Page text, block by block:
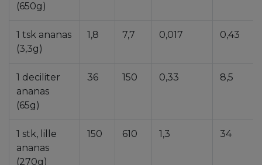
(650g)
1 tsk ananas
(3,3g)
1,8 7,7 0,017 0,43
1 deciliter
ananas
(65g)
36 150 0,33 8,5
1 stk, lille
ananas
(270g)
150 610 1,3 34